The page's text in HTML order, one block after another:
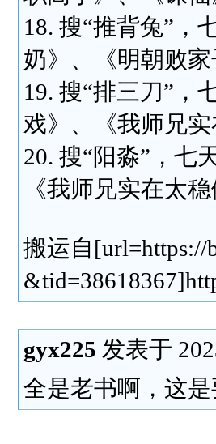
18. 搜“推背兔”，
奶》、《明朝败
19. 搜“排三刀”，
戏》、《我师兄
20. 搜“阳淼”，七
《我师兄实在太稳
搬运自[url=https://
gyx225 发表于
全是老书啊，这